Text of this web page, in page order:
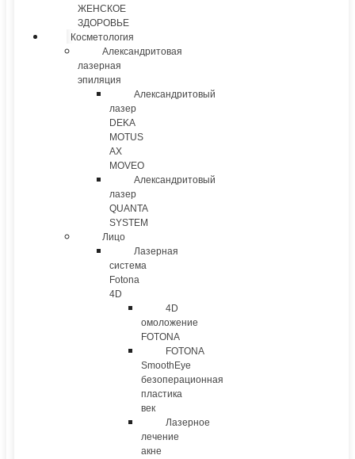
ЖЕНСКОЕ
ЗДОРОВЬЕ
Косметология
Александритовая
лазерная
эпиляция
Александритовый
лазер
DEKA
MOTUS
AX
MOVEO
Александритовый
лазер
QUANTA
SYSTEM
Лицо
Лазерная
система
Fotona
4D
4D
омоложение
FOTONA
FOTONA
SmoothEye
безоперационная
пластика
век
Лазерное
лечение
акне